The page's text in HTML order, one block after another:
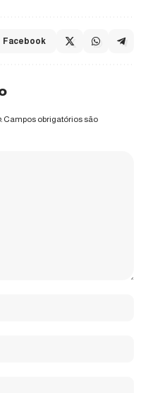
Facebook
Campos obrigatórios são